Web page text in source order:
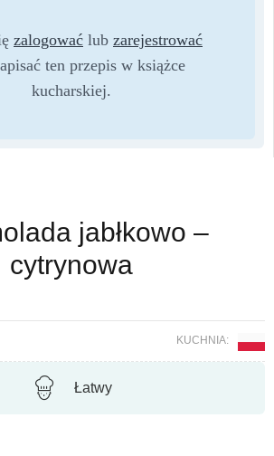
zalogować lub zarejestrować
ten przepis w książce
kucharskiej.
jabłkowo –
cytrynowa
KUCHNIA:
Łatwy